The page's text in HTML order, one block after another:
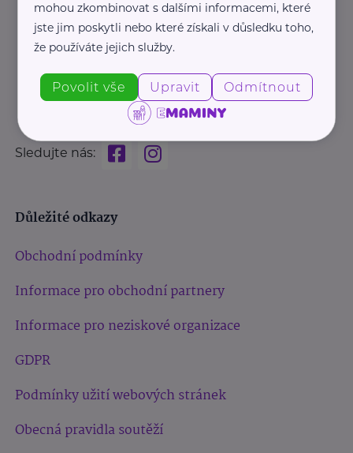
Sledujte nás:
Důležité odkazy
Obchodní podmínky
Informace pro obchodní partnery
Informace pro neziskové organizace
GDPR
Podmínky užití webových stránek
Obecná pravidla soutěží
mohou zkombinovat s dalšími informacemi, které
jste jim poskytli nebo které získali v důsledku toho,
že používáte jejich služby.
Povolit vše Upravit Odmítnout